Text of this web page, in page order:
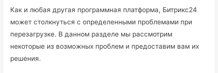
Как и любая другая программная платформа, Битрикс24
может столкнуться с определенными проблемами при
перезагрузке. В данном разделе мы рассмотрим
некоторые из возможных проблем и предоставим вам их
решения.